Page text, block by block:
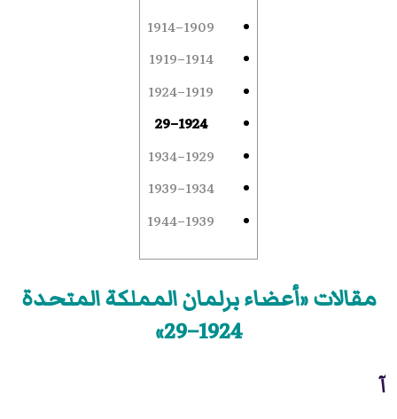
1909–1914
1914–1919
1919–1924
1924–29
1929–1934
1934–1939
1939–1944
مقالات «أعضاء برلمان المملكة المتحدة
1924–29»
آ